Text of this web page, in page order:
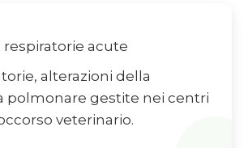
respiratorie acute
alterazioni della
polmonare gestite nei centri
veterinario.